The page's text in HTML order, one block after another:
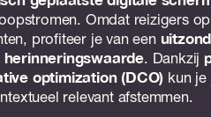
Omdat reizigers
profiteer je van een
herinneringswaarde. Dankzij
optimization (DCO) kun
relevant afstemmen.